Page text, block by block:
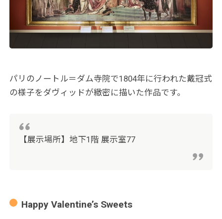
パリのノートル＝ダム寺院で1804年に行われた戴冠式
の様子をダヴィッドが緻密に描いた作品です。
【展示場所】地下1階 展示室77
Happy Valentine’s Sweets